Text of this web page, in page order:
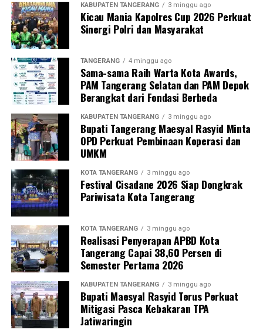
KABUPATEN TANGERANG 3 minggu ago
Kicau Mania Kapolres Cup 2026 Perkuat
Sinergi Polri dan Masyarakat
TANGERANG 4 minggu ago
Sama-sama Raih Warta Kota Awards,
PAM Tangerang Selatan dan PAM Depok
Berangkat dari Fondasi Berbeda
KABUPATEN TANGERANG 3 minggu ago
Bupati Tangerang Maesyal Rasyid Minta
OPD Perkuat Pembinaan Koperasi dan
UMKM
KOTA TANGERANG 3 minggu ago
Festival Cisadane 2026 Siap Dongkrak
Pariwisata Kota Tangerang
KOTA TANGERANG 3 minggu ago
Realisasi Penyerapan APBD Kota
Tangerang Capai 38,60 Persen di
Semester Pertama 2026
KABUPATEN TANGERANG 3 minggu ago
Bupati Maesyal Rasyid Terus Perkuat
Mitigasi Pasca Kebakaran TPA
Jatiwaringin